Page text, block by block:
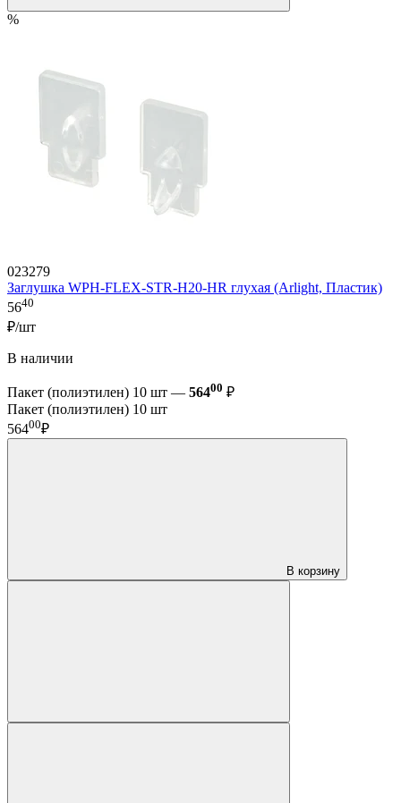
%
023279
Заглушка WPH-FLEX-STR-H20-HR глухая (Arlight, Пластик)
5640
₽/шт
В наличии
Пакет (полиэтилен) 10 шт — 56400 ₽
Пакет (полиэтилен) 10 шт
56400₽
В корзину